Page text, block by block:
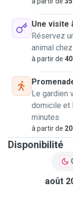
Une visite
Réservez
animal
à partir de
Le gardien
domicile et
minutes
à partir de
Disponibilité
août